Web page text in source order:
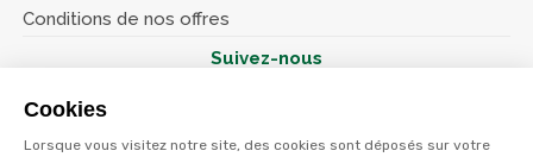
Cookies
Lorsque vous visitez notre site, des cookies sont déposés sur votre
Conditions de nos offres
Suivez-nous